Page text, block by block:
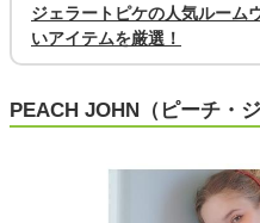
ジェラートピケの人気ルーム
いアイテムを厳選！
PEACH JOHN（ピーチ・ジ